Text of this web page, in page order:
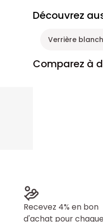
Découvrez
Verrière
Comparez à
Recevez 4% en bon
d'achat pour